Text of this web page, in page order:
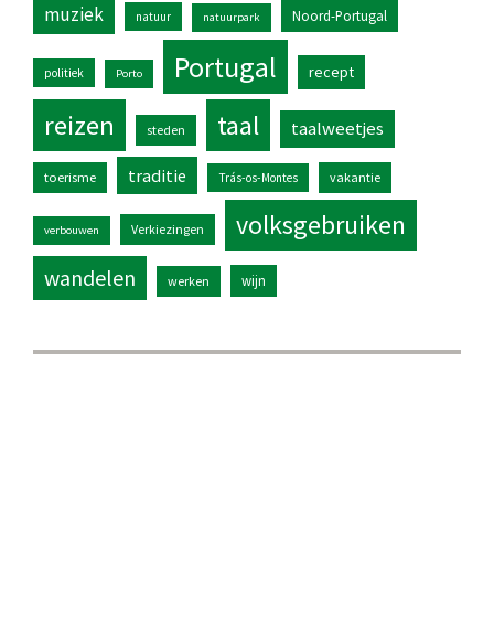
muziek natuur natuurpark Noord-Portugal
politiek Porto Portugal recept
reizen steden taal taalweetjes
toerisme traditie Trás-os-Montes vakantie
verbouwen Verkiezingen volksgebruiken
wandelen werken wijn